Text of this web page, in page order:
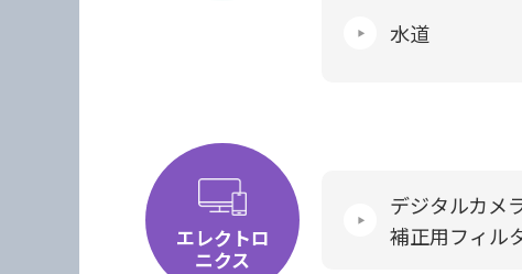
水道
エレクトロ
ニクス
デジタルカメ
補正用フィル